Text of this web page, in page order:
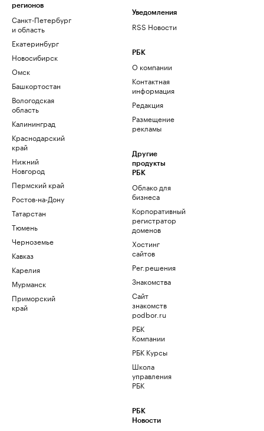
регионов
Санкт-Петербург
и область
Екатеринбург
Новосибирск
Омск
Башкортостан
Вологодская
область
Калининград
Краснодарский
край
Нижний
Новгород
Пермский край
Ростов-на-Дону
Татарстан
Тюмень
Черноземье
Кавказ
Карелия
Мурманск
Приморский
край
Уведомления
RSS Новости
РБК
О компании
Контактная
информация
Редакция
Размещение
рекламы
Другие
продукты
РБК
Облако для
бизнеса
Корпоративный
регистратор
доменов
Хостинг
сайтов
Рег.решения
Знакомства
Сайт
знакомств
podbor.ru
РБК
Компании
РБК Курсы
Школа
управления
РБК
РБК
Новости